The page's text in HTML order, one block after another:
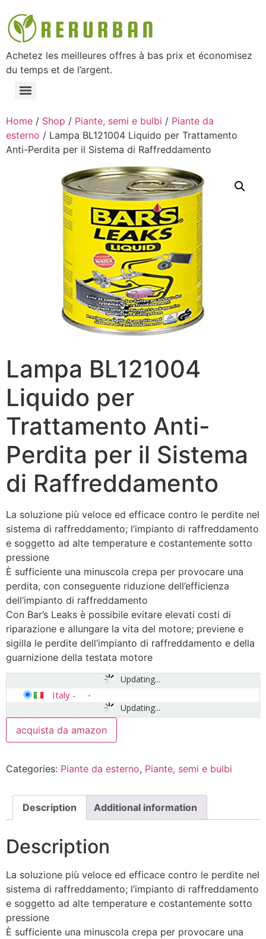
Achetez les meilleures offres à bas prix et économisez
du temps et de l’argent.
Home / Shop / Piante, semi e bulbi / Piante da
esterno / Lampa BL121004 Liquido per Trattamento
Anti-Perdita per il Sistema di Raffreddamento
Lampa BL121004
Liquido per
Trattamento Anti-
Perdita per il Sistema
di Raffreddamento
La soluzione più veloce ed efficace contro le perdite nel
sistema di raffreddamento; l’impianto di raffreddamento
e soggetto ad alte temperature e costantemente sotto
pressione
È sufficiente una minuscola crepa per provocare una
perdita, con conseguente riduzione dell’efficienza
dell’impianto di raffreddamento
Con Bar’s Leaks è possibile evitare elevati costi di
riparazione e allungare la vita del motore; previene e
sigilla le perdite dell’impianto di raffreddamento e della
guarnizione della testata motore
Updating...
Updating...
Italy -
acquista da amazon
Categories: Piante da esterno, Piante, semi e bulbi
Description Additional information
Description
La soluzione più veloce ed efficace contro le perdite nel
sistema di raffreddamento; l’impianto di raffreddamento
e soggetto ad alte temperature e costantemente sotto
pressione
È sufficiente una minuscola crepa per provocare una